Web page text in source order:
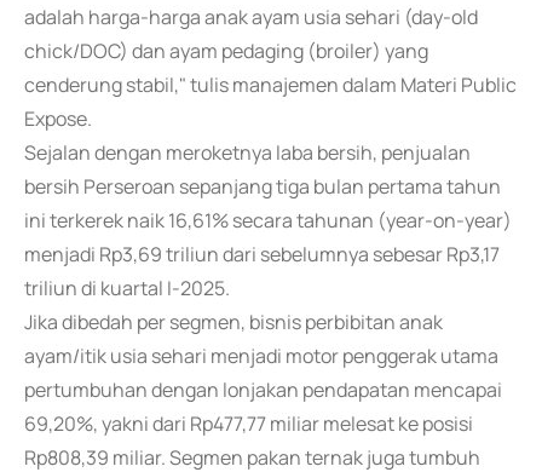
adalah harga-harga anak ayam usia sehari (day-old
chick/DOC) dan ayam pedaging (broiler) yang
cenderung stabil," tulis manajemen dalam Materi Public
Expose.
Sejalan dengan meroketnya laba bersih, penjualan
bersih Perseroan sepanjang tiga bulan pertama tahun
ini terkerek naik 16,61% secara tahunan (year-on-year)
menjadi Rp3,69 triliun dari sebelumnya sebesar Rp3,17
triliun di kuartal I-2025.
Jika dibedah per segmen, bisnis perbibitan anak
ayam/itik usia sehari menjadi motor penggerak utama
pertumbuhan dengan lonjakan pendapatan mencapai
69,20%, yakni dari Rp477,77 miliar melesat ke posisi
Rp808,39 miliar. Segmen pakan ternak juga tumbuh